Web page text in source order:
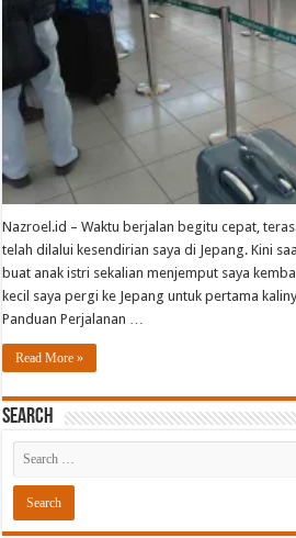
Nazroel.id – Waktu berjalan begitu cepat,
telah dilalui kesendirian saya di Jepang. Kini
buat anak istri sekalian menjemput saya
kecil saya pergi ke Jepang untuk pertama
Panduan Perjalanan …
Read More »
Search